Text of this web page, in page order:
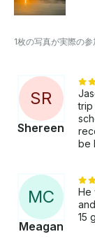
1枚の写真が実際の
SR
Shereen
trip
be
MC
Meagan
He
15